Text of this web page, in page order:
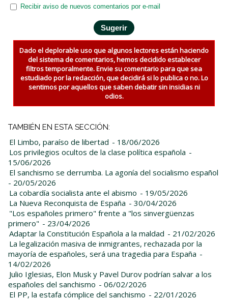
Recibir aviso de nuevos comentarios por e-mail
Dado el deplorable uso que algunos lectores están haciendo
del sistema de comentarios, hemos decidido establecer
filtros temporalmente. Envie su comentario para que sea
estudiado por la redacción, que decidirá si lo publica o no. Lo
sentimos por aquellos que saben debatir sin insidias ni
odios.
TAMBIÉN EN ESTA SECCIÓN:
El Limbo, paraíso de libertad - 18/06/2026
Los privilegios ocultos de la clase política española -
15/06/2026
El sanchismo se derrumba. La agonía del socialismo español
- 20/05/2026
La cobardía socialista ante el abismo - 19/05/2026
La Nueva Reconquista de España - 30/04/2026
"Los españoles primero" frente a "los sinvergüenzas
primero" - 23/04/2026
Adaptar la Constitución Española a la maldad - 21/02/2026
La legalización masiva de inmigrantes, rechazada por la
mayoría de españoles, será una tragedia para España -
14/02/2026
Julio Iglesias, Elon Musk y Pavel Durov podrían salvar a los
españoles del sanchismo - 06/02/2026
El PP, la estafa cómplice del sanchismo - 22/01/2026